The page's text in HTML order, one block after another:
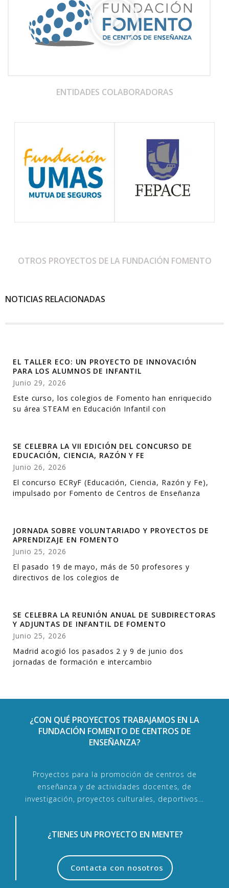
ENTIDADES COLABORADORAS
OTROS PROYECTOS DE LA FUNDACIÓN FOMENTO
NOTICIAS RELACIONADAS
EL TALLER ECO: UN PROYECTO DE INNOVACIÓN
PARA LOS ALUMNOS DE INFANTIL
Junio 29, 2026
Este curso, los colegios de Fomento han enriquecido
su área STEAM en Educación Infantil con
SE CELEBRA LA VII EDICIÓN DEL CONCURSO DE
EDUCACIÓN, CIENCIA, RAZÓN Y FE
Junio 26, 2026
El concurso ECRyF (Educación, Ciencia, Razón y Fe),
impulsado por Fomento de Centros de Enseñanza
JORNADA SOBRE VOLUNTARIADO Y PROYECTOS DE
APRENDIZAJE EN FOMENTO
Junio 25, 2026
El pasado 19 de mayo, más de 50 profesores y
directivos de los colegios de
SE CELEBRA LA REUNIÓN ANUAL DE SUBDIRECTORAS
Y ADJUNTAS DE INFANTIL DE FOMENTO
Junio 25, 2026
Madrid acogió los pasados 2 y 9 de junio dos
jornadas de formación e intercambio
¿CON QUÉ PROYECTOS TRABAJAMOS EN LA
FUNDACIÓN FOMENTO DE CENTROS DE
ENSEÑANZA?
Proyectos para la promoción de centros de
enseñanza y de actividades docentes, de
investigación, proyectos culturales, deportivos…
¿TIENES UN PROYECTO EN MENTE?
Contacta con nosotros